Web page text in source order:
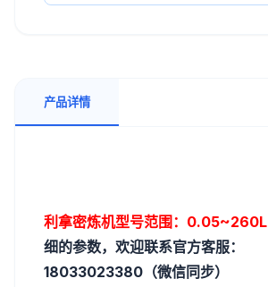
产品详情
利拿密炼机型号范围：0.05~260L
细的参数，欢迎联系官方客服：
18033023380（微信同步）